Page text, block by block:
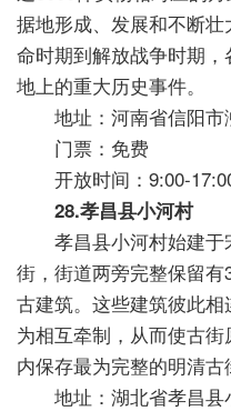
据地形成、发展和不断
命时期到解放战争时期
地上的重大历史事件。
地址：河南省信阳市
门票：免费
开放时间：9:00-
28.孝昌县小河村
孝昌县小河村始建于
街，街道两旁完整保留
古建筑。这些建筑彼此
为相互牵制，从而使古
内保存最为完整的明清古
地址：湖北省孝昌县